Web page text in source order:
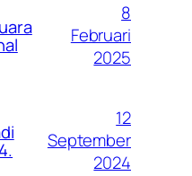
8
Februari
2025
12
September
2024